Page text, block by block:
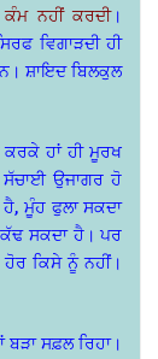
ਨਹੀਂ ਕਰਦੀ।
ਵਿਗਾੜਦੀ ਹੀ
ਸ਼ਾਇਦ ਬਿਲਕੁਲ
ਹਾਂ ਹੀ ਮੂਰਖ
ਉਜਾਗਰ ਹੋ
ਮੂੰਹ ਫੁਲਾ ਸਕਦਾ
ਸਕਦਾ ਹੈ। ਪਰ
ਹੋਰ ਕਿਸੇ ਨੂੰ ਨਹੀਂ।
ਸਫ਼ਲ ਰਿਹਾ।